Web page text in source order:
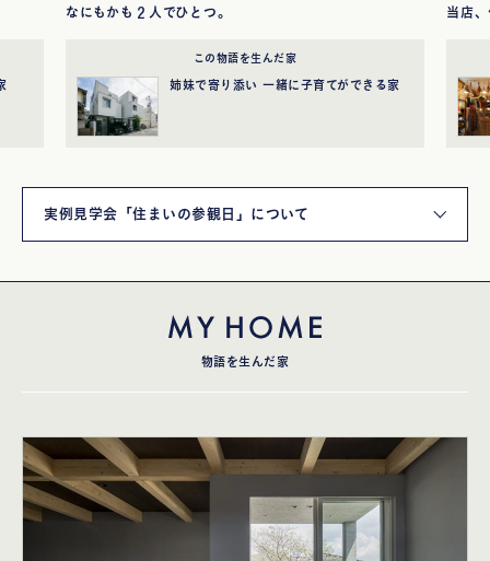
なにもかも２人でひとつ。
この物語を生んだ家
姉妹で寄り添い 一緒に子育てができる家
当店
実例見学会「住まいの参観日」について
物語を生んだ家